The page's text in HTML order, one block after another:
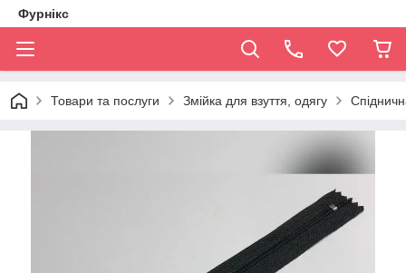
Фурнікс
Товари та послуги Змійка для взуття, одягу